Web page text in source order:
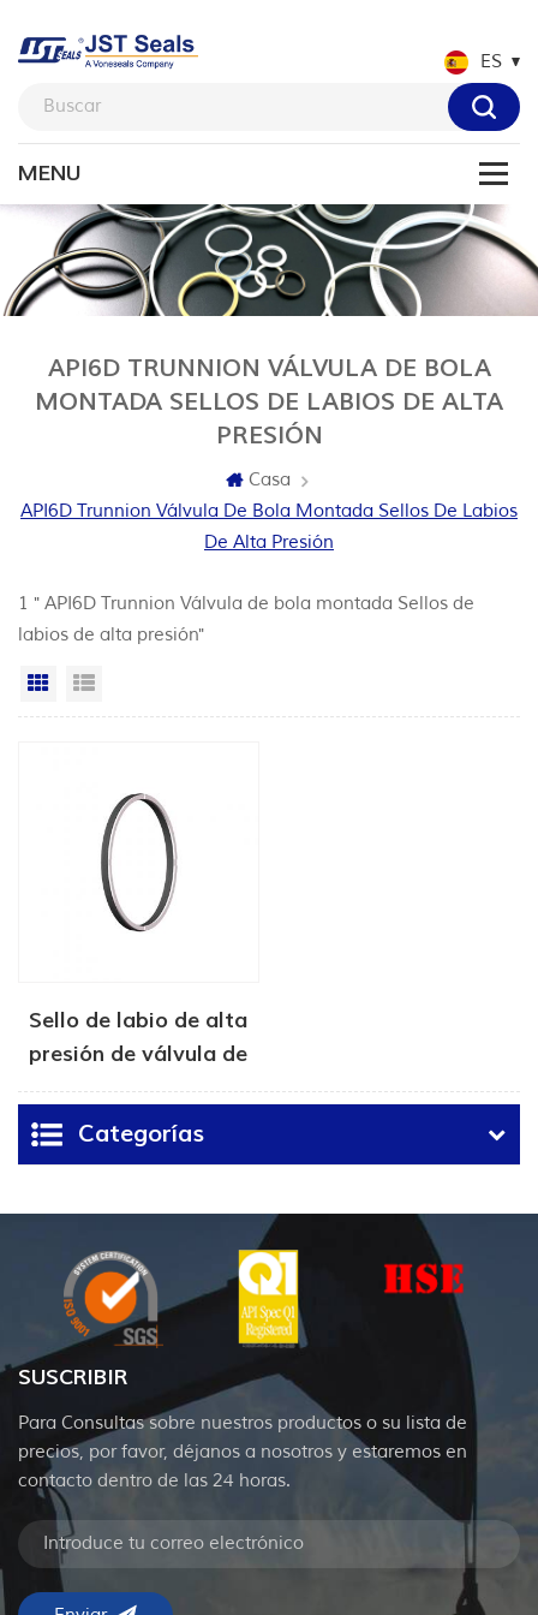
ES
API6D TRUNNION VÁLVULA DE BOLA
MONTADA SELLOS DE LABIOS DE ALTA
PRESIÓN
Casa
API6D Trunnion Válvula De Bola Montada Sellos De Labios
De Alta Presión
1 " API6D Trunnion Válvula de bola montada Sellos de
labios de alta presión"
Vista en cuadrícula
Sello de labio de alta
presión de válvula de
bola
Categorías
SUSCRIBIR
Para Consultas sobre nuestros productos o su lista de
precios, por favor, déjanos a nosotros y estaremos en
contacto dentro de las 24 horas.